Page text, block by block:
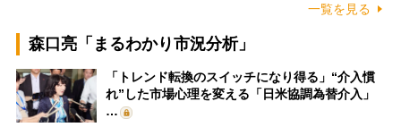
一覧を見る
森口亮「まるわかり市況分析」
「トレンド転換のスイッチになり得る」“介入慣
れ”した市場心理を変える「日米協調為替介入」
…